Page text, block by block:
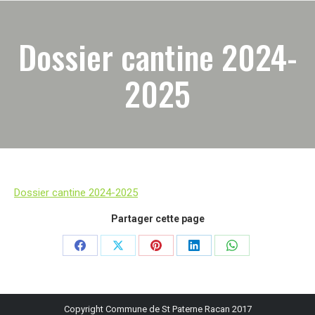
Dossier cantine 2024-
2025
Dossier cantine 2024-2025
Partager cette page
Partager
Facebook
Partager
X
Partager
Pinterest
Partager
LinkedIn
Partager
WhatsApp
Copyright Commune de St Paterne Racan 2017